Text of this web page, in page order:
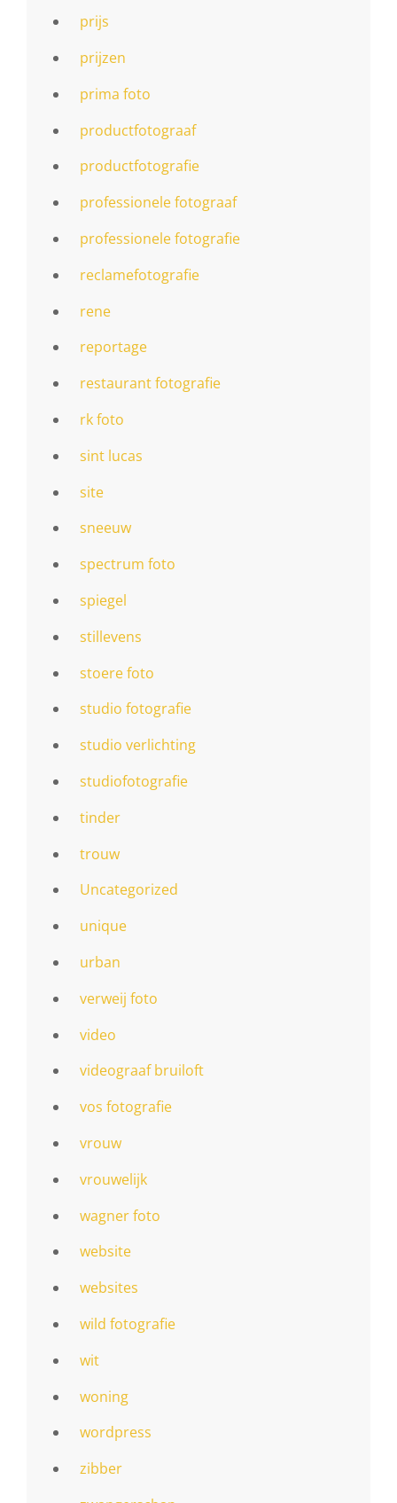
prijs
prijzen
prima foto
productfotograaf
productfotografie
professionele fotograaf
professionele fotografie
reclamefotografie
rene
reportage
restaurant fotografie
rk foto
sint lucas
site
sneeuw
spectrum foto
spiegel
stillevens
stoere foto
studio fotografie
studio verlichting
studiofotografie
tinder
trouw
Uncategorized
unique
urban
verweij foto
video
videograaf bruiloft
vos fotografie
vrouw
vrouwelijk
wagner foto
website
websites
wild fotografie
wit
woning
wordpress
zibber